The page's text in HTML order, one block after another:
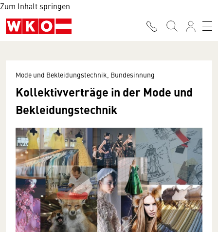
Zum Inhalt springen
Mode und Bekleidungstechnik, Bundesinnung
Kollektivverträge in der Mode und
Bekleidungstechnik